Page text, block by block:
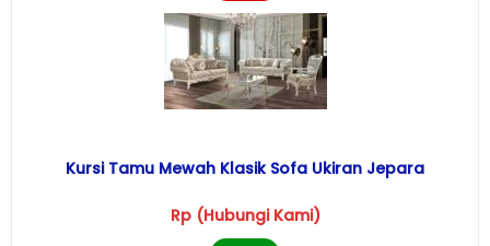
Kursi Tamu Mewah Klasik Sofa Ukiran Jepara
Rp (Hubungi Kami)